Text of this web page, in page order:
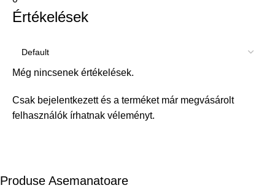
Értékelések
Még nincsenek értékelések.
Csak bejelentkezett és a terméket már megvásárolt
felhasználók írhatnak véleményt.
Produse Asemanatoare